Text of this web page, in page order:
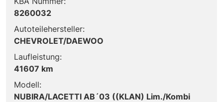
8260032
Autoteilehersteller:
CHEVROLET/DAEWOO
Laufleistung:
41607 km
Modell:
NUBIRA/LACETTI AB´03 ((KLAN) Lim./Kombi